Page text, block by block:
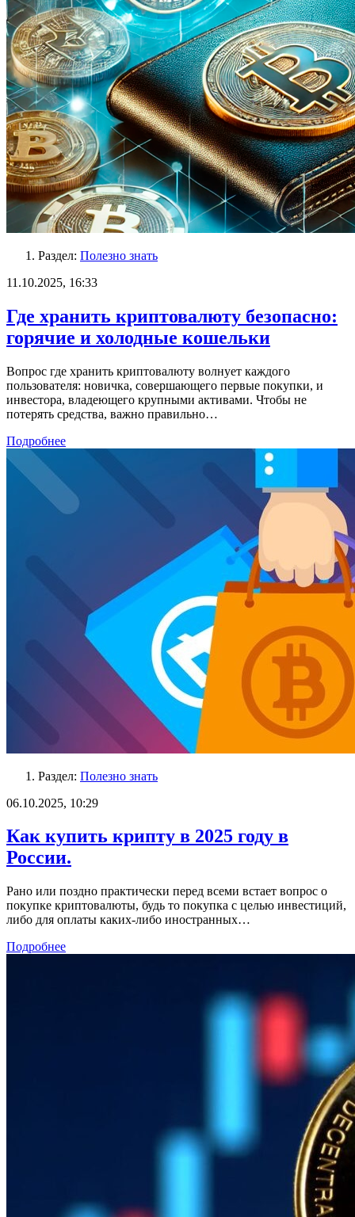
Раздел: Полезно знать
11.10.2025, 16:33
Где хранить криптовалюту безопасно:
горячие и холодные кошельки
Вопрос где хранить криптовалюту волнует каждого
пользователя: новичка, совершающего первые покупки, и
инвестора, владеющего крупными активами. Чтобы не
потерять средства, важно правильно…
Подробнее
Раздел: Полезно знать
06.10.2025, 10:29
Как купить крипту в 2025 году в
России.
Рано или поздно практически перед всеми встает вопрос о
покупке криптовалюты, будь то покупка с целью инвестиций,
либо для оплаты каких-либо иностранных…
Подробнее